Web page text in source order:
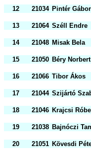
12
21034 Pintér Gábor
13
21064 Széll Endre
14
21048 Misak Bela
15
21050 Béry Norbert
16
21066 Tibor Ákos
17
21044 Szijártó
18
21046 Krajcsi
19
21038 Bajnóczi
20
21051 Kövesdi